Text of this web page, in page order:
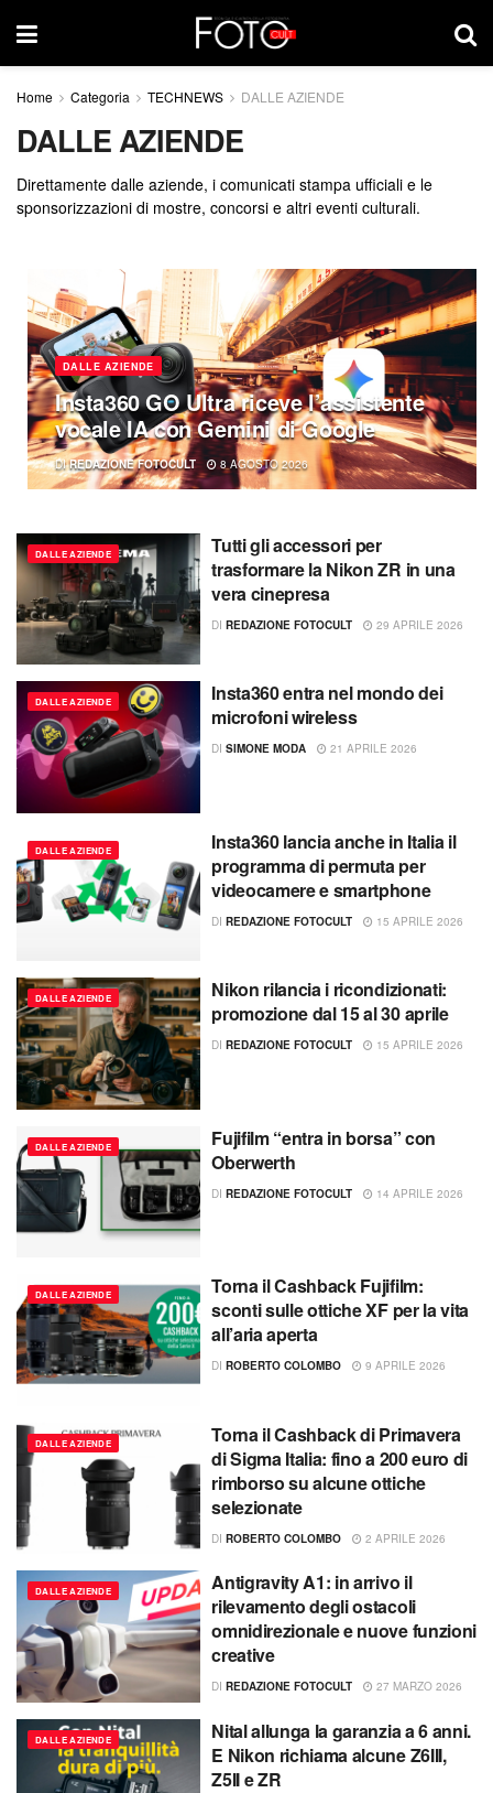
Home Categoria TECHNEWS DALLE AZIENDE
DALLE AZIENDE
Direttamente dalle aziende, i comunicati stampa ufficiali e le
sponsorizzazioni di mostre, concorsi e altri eventi culturali.
DALLE AZIENDE
Insta360 GO Ultra riceve l’assistente
vocale IA con Gemini di Google
DI REDAZIONE FOTOCULT 8 AGOSTO 2026
DALLE AZIENDE
Tutti gli accessori per
trasformare la Nikon ZR in una
vera cinepresa
DI REDAZIONE FOTOCULT 29 APRILE 2026
DALLE AZIENDE
Insta360 entra nel mondo dei
microfoni wireless
DI SIMONE MODA 21 APRILE 2026
DALLE AZIENDE
Insta360 lancia anche in Italia il
programma di permuta per
videocamere e smartphone
DI REDAZIONE FOTOCULT 15 APRILE 2026
DALLE AZIENDE
Nikon rilancia i ricondizionati:
promozione dal 15 al 30 aprile
DI REDAZIONE FOTOCULT 15 APRILE 2026
DALLE AZIENDE
Fujifilm “entra in borsa” con
Oberwerth
DI REDAZIONE FOTOCULT 14 APRILE 2026
DALLE AZIENDE
Torna il Cashback Fujifilm:
sconti sulle ottiche XF per la vita
all’aria aperta
DI ROBERTO COLOMBO 9 APRILE 2026
DALLE AZIENDE
Torna il Cashback di Primavera
di Sigma Italia: fino a 200 euro di
rimborso su alcune ottiche
selezionate
DI ROBERTO COLOMBO 2 APRILE 2026
DALLE AZIENDE
Antigravity A1: in arrivo il
rilevamento degli ostacoli
omnidirezionale e nuove funzioni
creative
DI REDAZIONE FOTOCULT 27 MARZO 2026
DALLE AZIENDE
Nital allunga la garanzia a 6 anni.
E Nikon richiama alcune Z6III,
Z5II e ZR